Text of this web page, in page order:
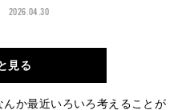
2026.04.30
見る
んか最近いろいろ考えることが